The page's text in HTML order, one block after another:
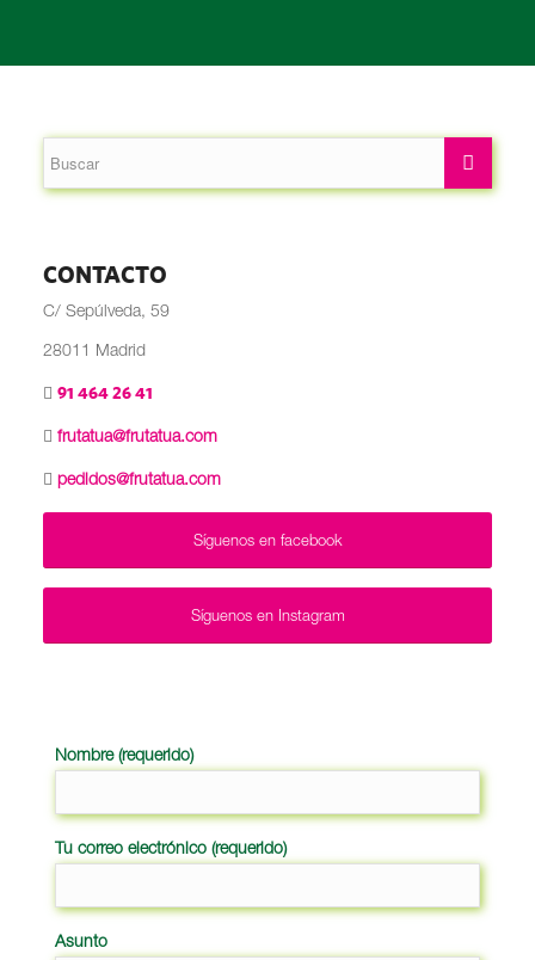
CONTACTO
C/ Sepúlveda, 59
28011 Madrid
91 464 26 41
frutatua@frutatua.com
pedidos@frutatua.com
Síguenos en facebook
Síguenos en Instagram
Nombre (requerido)
Tu correo electrónico (requerido)
Asunto